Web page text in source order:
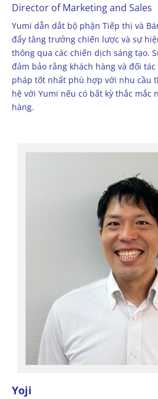
Director of Marketing and Sales
Yumi dẫn dắt bộ phận Tiếp thị và
đẩy tăng trưởng chiến lược và sự
thông qua các chiến dịch sáng tạo.
đảm bảo rằng khách hàng và đối
pháp tốt nhất phù hợp với nhu cầu
hệ với Yumi nếu có bất kỳ thắc mắc
hàng.
Yoji